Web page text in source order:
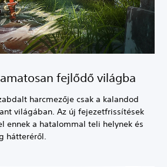
fejlődő világba
harcmezője csak a kalandod
világában. Az új fejezetfrissítések
ennek a hatalommal teli helynek és
hátteréről.